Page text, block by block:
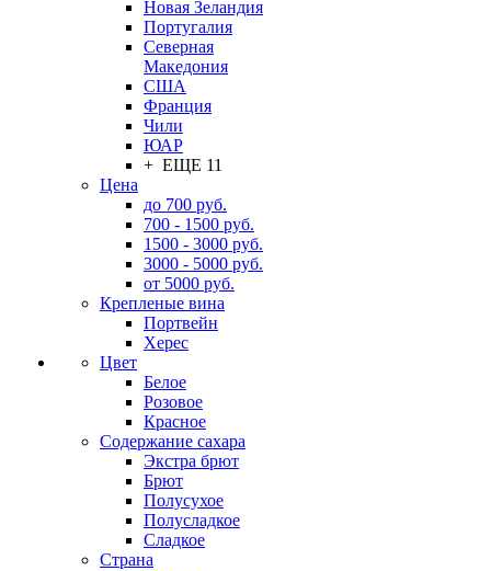
Новая Зеландия
Португалия
Северная
Македония
США
Франция
Чили
ЮАР
+ ЕЩЕ 11
Цена
до 700 руб.
700 - 1500 руб.
1500 - 3000 руб.
3000 - 5000 руб.
от 5000 руб.
Крепленые вина
Портвейн
Херес
Цвет
Белое
Розовое
Красное
Содержание сахара
Экстра брют
Брют
Полусухое
Полусладкое
Сладкое
Страна